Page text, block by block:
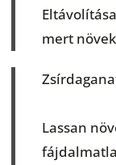
mert
Lassan